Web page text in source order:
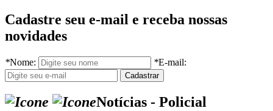
Cadastre seu e-mail e receba nossas
novidades
*Nome: *E-mail:
Notícias - Policial